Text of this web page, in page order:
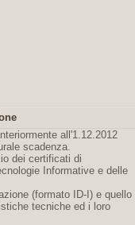
all'1.12.2012
scadenza.
dei certificati di
Informative e delle
(formato ID-I) e quello
tecniche ed i loro